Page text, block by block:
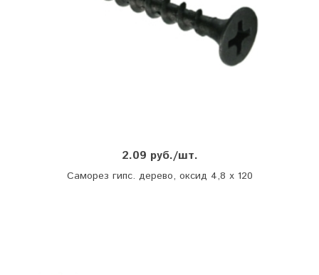
2.09 руб./шт.
Саморез гипс. дерево, оксид 4,8 х 120